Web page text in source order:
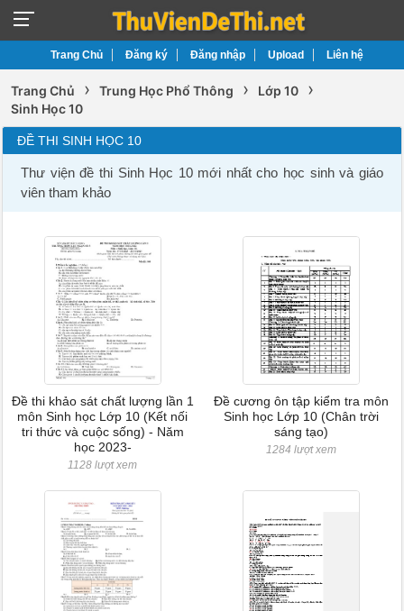
Trang Chủ Đăng ký Đăng nhập Upload Liên hệ
Trang Chủ › Trung Học Phổ Thông › Lớp 10 ›
Sinh Học 10
ĐỀ THI SINH HỌC 10
Thư viện đề thi Sinh Học 10 mới nhất cho học sinh và giáo
viên tham khảo
Đề thi khảo sát chất lượng lần 1
môn Sinh học Lớp 10 (Kết nối
tri thức và cuộc sống) - Năm
học 2023-
1128 lượt xem
Đề cương ôn tập kiểm tra môn
Sinh học Lớp 10 (Chân trời
sáng tạo)
1284 lượt xem